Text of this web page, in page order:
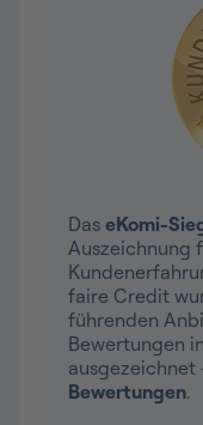
Das eKomi-
Auszeichnung
faire Credit
führenden
Bewertungen
Bewertungen.